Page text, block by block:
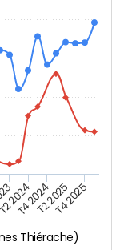
Thiérache)
2024
T4 2024T2 2025T4 2025